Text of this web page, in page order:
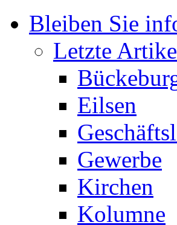
Bleiben Sie
Letzte
Eilsen
Gewerbe
Kirchen
Kolumne